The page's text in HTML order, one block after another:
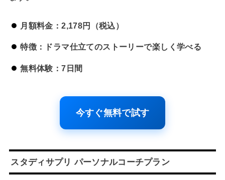
月額料金：2,178円（税込）
特徴：ドラマ仕立てのストーリーで楽しく学べる
無料体験：7日間
今すぐ無料で試す
スタディサプリ パーソナルコーチプラン